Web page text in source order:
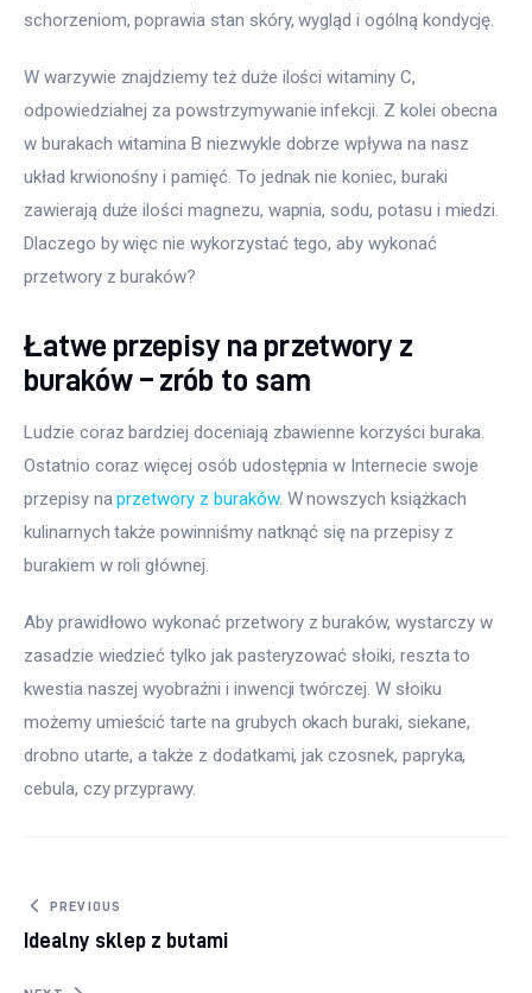
schorzeniom, poprawia stan skóry, wygląd i ogólną kondycję.
W warzywie znajdziemy też duże ilości witaminy C,
odpowiedzialnej za powstrzymywanie infekcji. Z kolei obecna
w burakach witamina B niezwykle dobrze wpływa na nasz
układ krwionośny i pamięć. To jednak nie koniec, buraki
zawierają duże ilości magnezu, wapnia, sodu, potasu i miedzi.
Dlaczego by więc nie wykorzystać tego, aby wykonać
przetwory z buraków?
Łatwe przepisy na przetwory z
buraków – zrób to sam
Ludzie coraz bardziej doceniają zbawienne korzyści buraka.
Ostatnio coraz więcej osób udostępnia w Internecie swoje
przepisy na przetwory z buraków. W nowszych książkach
kulinarnych także powinniśmy natknąć się na przepisy z
burakiem w roli głównej.
Aby prawidłowo wykonać przetwory z buraków, wystarczy w
zasadzie wiedzieć tylko jak pasteryzować słoiki, reszta to
kwestia naszej wyobraźni i inwencji twórczej. W słoiku
możemy umieścić tarte na grubych okach buraki, siekane,
drobno utarte, a także z dodatkami, jak czosnek, papryka,
cebula, czy przyprawy.
Nawigacja wpisu
PREVIOUS
Idealny sklep z butami